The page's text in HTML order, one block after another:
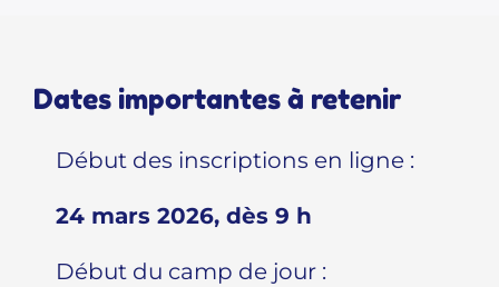
Dates importantes à retenir
Début des inscriptions en ligne :
24 mars 2026, dès 9 h
Début du camp de jour :